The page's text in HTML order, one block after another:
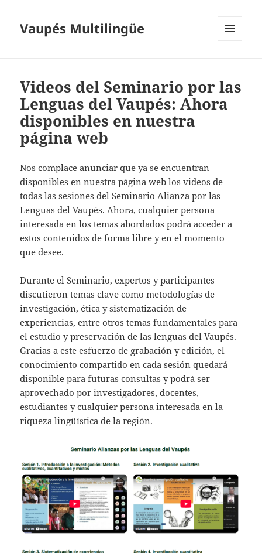
Vaupés Multilingüe
Videos del Seminario por las
Lenguas del Vaupés: Ahora
disponibles en nuestra
página web
Nos complace anunciar que ya se encuentran
disponibles en nuestra página web los videos de
todas las sesiones del Seminario Alianza por las
Lenguas del Vaupés. Ahora, cualquier persona
interesada en los temas abordados podrá acceder a
estos contenidos de forma libre y en el momento
que desee.
Durante el Seminario, expertos y participantes
discutieron temas clave como metodologías de
investigación, ética y sistematización de
experiencias, entre otros temas fundamentales para
el estudio y preservación de las lenguas del Vaupés.
Gracias a este esfuerzo de grabación y edición, el
conocimiento compartido en cada sesión quedará
disponible para futuras consultas y podrá ser
aprovechado por investigadores, docentes,
estudiantes y cualquier persona interesada en la
riqueza lingüística de la región.